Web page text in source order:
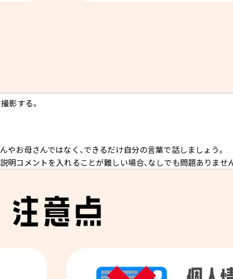
影する。
お母さんではなく、できるだけ自分の言葉で話しましょう。
コメントを入れることが難しい場合、なしでも問題ありません